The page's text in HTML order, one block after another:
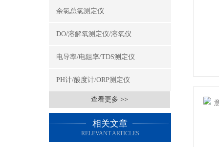
余氯总氯测定仪
DO/溶解氧测定仪/溶氧仪
电导率/电阻率/TDS测定仪
PH计/酸度计/ORP测定仪
查看更多 >>
相关文章
RELEVANT ARTICLES